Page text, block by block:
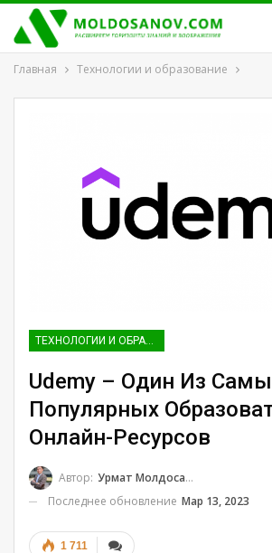
Главная Технологии и образование
ТЕХНОЛОГИИ И ОБРАЗОВАНИЕ
Udemy – Один Из
Популярных
Онлайн-Ресурсов
Автор: Урмат Молдосанов
Последнее обновление Мар 13, 2023
1 711